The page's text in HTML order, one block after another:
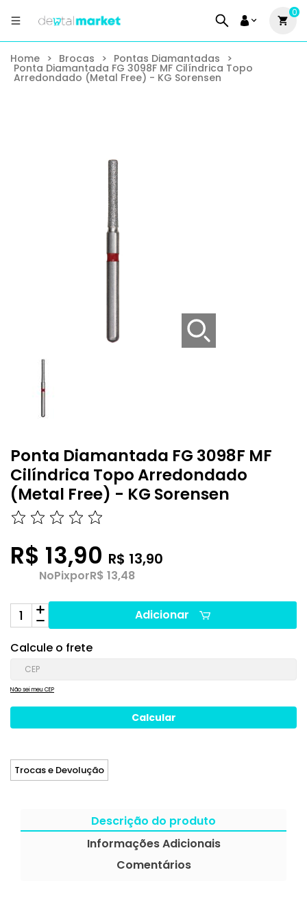
0
Home > Brocas > Pontas Diamantadas >
Ponta Diamantada FG 3098F MF Cilíndrica Topo
Arredondado (Metal Free) - KG Sorensen
Ponta Diamantada FG 3098F MF
Cilíndrica Topo Arredondado
(Metal Free) - KG Sorensen
R$ 13,90 R$ 13,90
NoPixporR$ 13,48
Adicionar
Calcule o frete
Não sei meu CEP
Trocas e Devolução
Descrição do produto
Informações Adicionais
Comentários